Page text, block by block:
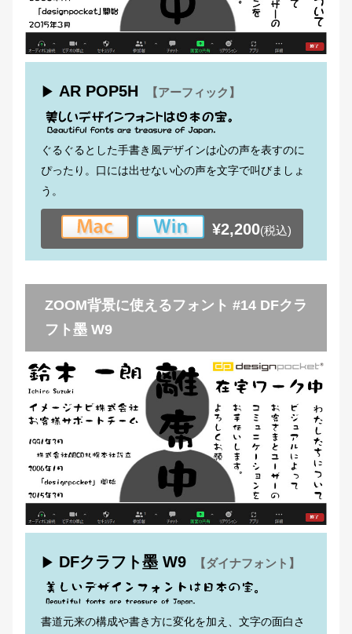
▶ AR POP5H 【アーフィック】
ぐるぐるとした手書き風デザインは心の声を表すのに
ぴったり。口には出せない心の声を文字で叫びましょ
う。
¥2,200(税込)
ZOOM背景に使えるフォント #14 DFクラ
フト墨 W9
▶ DFクラフト墨 W9 【ダイナフォント】
書道元来の構成や書き方に変化を加え、文字の面白さ